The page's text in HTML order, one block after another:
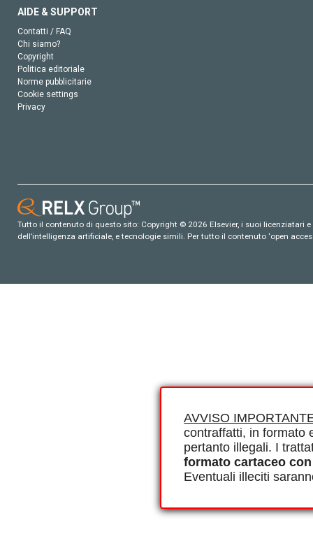
AVVISO
contraffatti, in formato
pertanto illegali. I
formato cartaceo
Eventuali illeciti
AIDE & SUPPORT
Contatti / FAQ
Chi siamo?
Copyright
Politica editoriale
Norme pubblicitarie
Cookie settings
Privacy
Tutto il contenuto di questo sito: Copyright © 2026 Elsevier, i suoi
dell’intelligenza artificiale, e tecnologie simili. Per tutto il contenuto ‘open